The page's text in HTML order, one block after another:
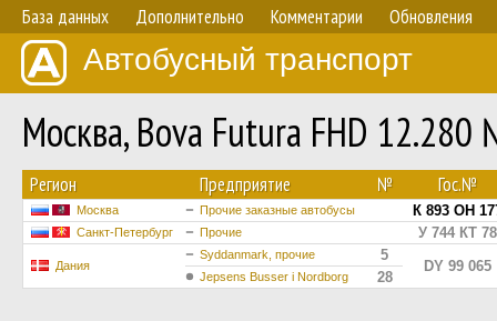
База данных Дополнительно Комментарии Обновления
Автобусный транспорт
Москва, Bova Futura FHD
Регион Предприятие № Гос.№
Москва Прочие заказные автобусы К 893 ОН
Санкт-Петербург Прочие У 744 КТ 78
Дания
Syddanmark, прочие 5
DY 99 065
Jepsens Busser i Nordborg 28